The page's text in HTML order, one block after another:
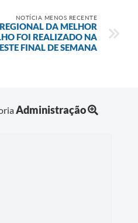
NOTÍCIA MENOS RECENTE
DA MELHOR
FOI REALIZADO NA
FINAL DE SEMANA
Administração